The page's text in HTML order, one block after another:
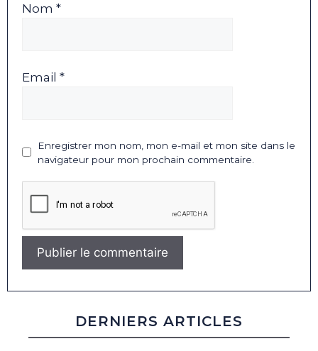
Nom *
Email *
Enregistrer mon nom, mon e-mail et mon site dans le
navigateur pour mon prochain commentaire.
DERNIERS ARTICLES